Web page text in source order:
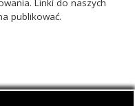
Linki do naszych
publikować.